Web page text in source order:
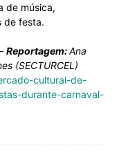
de música,
de festa.
Reportagem:Ana
(SECTURCEL)
cultural-de-
durante-carnaval-